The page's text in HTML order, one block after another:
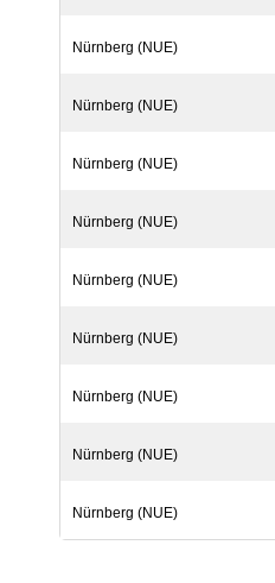
Nürnberg (NUE)
Nürnberg (NUE)
Nürnberg (NUE)
Nürnberg (NUE)
Nürnberg (NUE)
Nürnberg (NUE)
Nürnberg (NUE)
Nürnberg (NUE)
Nürnberg (NUE)